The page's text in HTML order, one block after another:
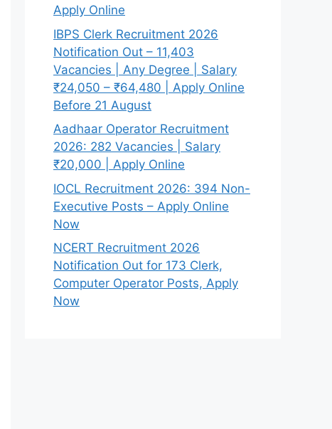
Apply Online
IBPS Clerk Recruitment 2026
Notification Out – 11,403
Vacancies | Any Degree | Salary
₹24,050 – ₹64,480 | Apply Online
Before 21 August
Aadhaar Operator Recruitment
2026: 282 Vacancies | Salary
₹20,000 | Apply Online
IOCL Recruitment 2026: 394 Non-
Executive Posts – Apply Online
Now
NCERT Recruitment 2026
Notification Out for 173 Clerk,
Computer Operator Posts, Apply
Now